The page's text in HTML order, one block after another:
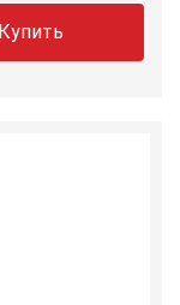
Купить